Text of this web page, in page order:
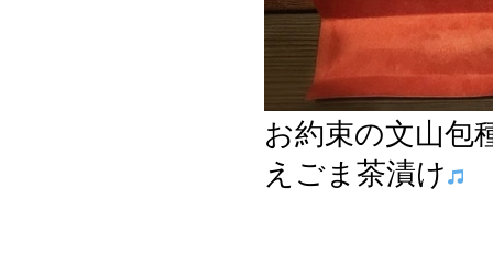
お約束の文山包
えごま茶漬け